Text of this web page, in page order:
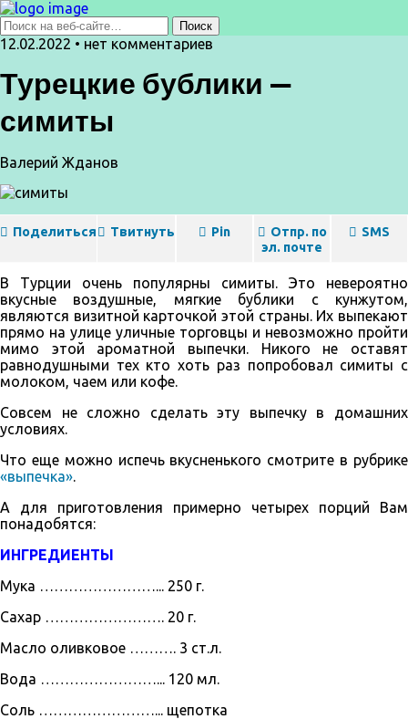
12.02.2022 • нет комментариев
Турецкие бублики —
симиты
Валерий Жданов
Поделиться Твитнуть Pin
Отпр. по
эл. почте
SMS
В Турции очень популярны симиты. Это невероятно
вкусные воздушные, мягкие бублики с кунжутом,
являются визитной карточкой этой страны. Их выпекают
прямо на улице уличные торговцы и невозможно пройти
мимо этой ароматной выпечки. Никого не оставят
равнодушными тех кто хоть раз попробовал симиты с
молоком, чаем или кофе.
Совсем не сложно сделать эту выпечку в домашних
условиях.
Что еще можно испечь вкусненького смотрите в рубрике
«выпечка».
А для приготовления примерно четырех порций Вам
понадобятся:
ИНГРЕДИЕНТЫ
Мука ……………………... 250 г.
Сахар ……………………. 20 г.
Масло оливковое ………. 3 ст.л.
Вода ……………………... 120 мл.
Соль ……………………... щепотка